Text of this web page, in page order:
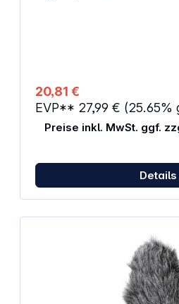
20,81 €
EVP** 27,99 € (25.65%
Preise inkl. MwSt. ggf.
Details